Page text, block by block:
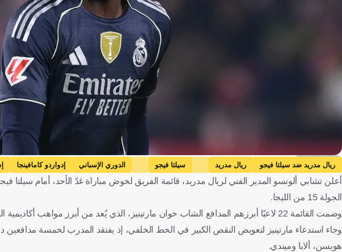
Getty Images
ريال مدريد ضد سيلتا فيجو ريال مدريد سيلتا فيجو الدوري الإسباني إدواردو كامافينجا
أعلن تشابي ألونسو المدير الفني لريال مدريد، قائمة الفريق لخوض مباراة غدً الأحد، أمام
الجولة 15 من الليجا.
وضمت القائمة 22 لاعبًا أبرزهم المدافع الشاب خوان مارتينيز، الذي يُعد من أبرز مواهب أكاديمية النادي.
وجاء استدعاء مارتينيز لتعويض النقص الكبير في الخط الخلفي، إذ يفتقد المدرب لخمسة مدافعين
هويسن، ألابا وميندي.